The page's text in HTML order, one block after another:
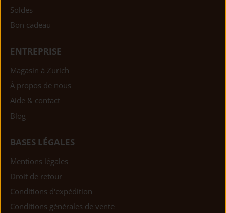
Soldes
Bon cadeau
ENTREPRISE
Magasin à Zurich
À propos de nous
Aide & contact
Blog
BASES LÉGALES
Mentions légales
Droit de retour
Conditions d'expédition
Conditions générales de vente